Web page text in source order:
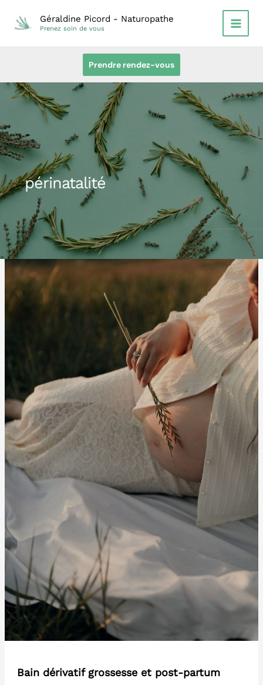
contenu
Géraldine Picord - Naturopathe
Prenez soin de vous
Prendre rendez-vous
périnatalité
Bain dérivatif grossesse et post-partum